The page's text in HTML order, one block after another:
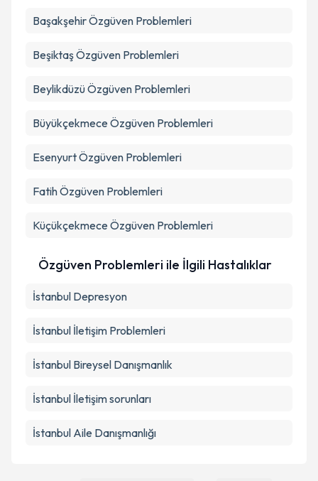
BaşakşehirÖzgüven Problemleri
BeşiktaşÖzgüven Problemleri
BeylikdüzüÖzgüven Problemleri
Büyükçekmece Özgüven Problemleri
EsenyurtÖzgüven Problemleri
FatihÖzgüven Problemleri
Küçükçekmece Özgüven Problemleri
Özgüven Problemleri ile İlgili Hastalıklar
İstanbul Depresyon
İstanbul İletişim Problemleri
İstanbul Bireysel Danışmanlık
İstanbul İletişim sorunları
İstanbul Aile Danışmanlığı